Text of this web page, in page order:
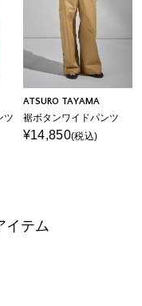
ツ
ATSURO TAYAMA
裾ボタンワイドパンツ
¥14,850(税込)
イテム